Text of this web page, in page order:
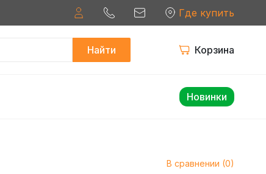
Где купить
Найти Корзина
Новинки
В сравнении (0)